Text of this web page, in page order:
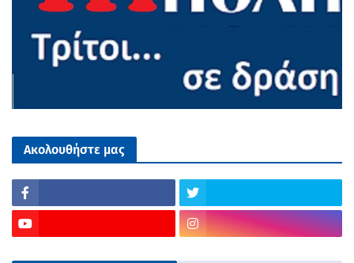
Ακολουθήστε μας